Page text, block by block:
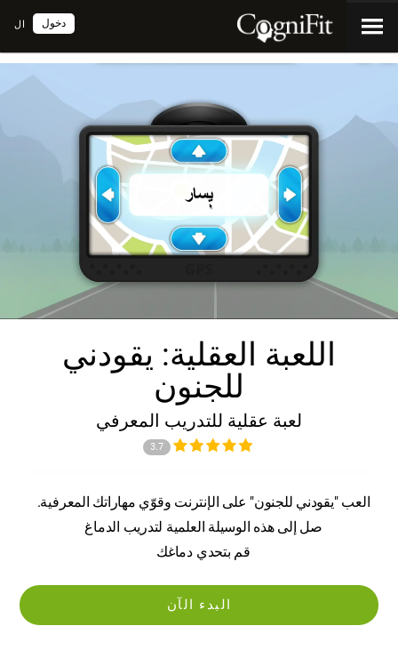
ال دخول
اللعبة العقلية: يقودني
للجنون
لعبة عقلية للتدريب المعرفي
3.7
العب "يقودني للجنون" على الإنترنت وقوّي مهاراتك المعرفية.
صل إلى هذه الوسيلة العلمية لتدريب الدماغ
قم بتحدي دماغك
البدء الآن